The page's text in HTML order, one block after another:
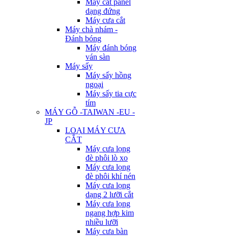
Máy cắt panel
dạng đứng
Máy cưa cắt
Máy chà nhám -
Đánh bóng
Máy đánh bóng
ván sàn
Máy sấy
Máy sấy hồng
ngoại
Máy sấy tia cực
tím
MÁY GỖ -TAIWAN -EU -
JP
LOẠI MÁY CƯA
CẮT
Máy cưa lọng
đè phôi lò xo
Máy cưa lọng
đè phôi khí nén
Máy cưa lọng
dạng 2 lưỡi cắt
Máy cưa lọng
ngang hợp kim
nhiều lưỡi
Máy cưa bàn